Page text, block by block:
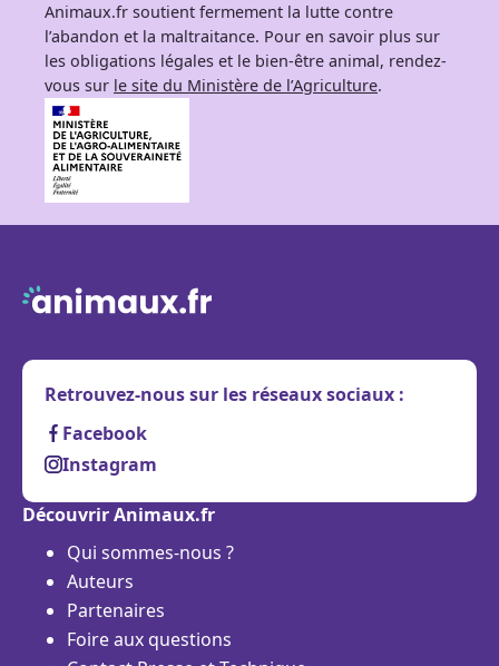
Animaux.fr soutient fermement la lutte contre
l’abandon et la maltraitance. Pour en savoir plus sur
les obligations légales et le bien-être animal, rendez-
vous sur le site du Ministère de l’Agriculture.
Retrouvez-nous sur les réseaux sociaux :
Facebook
Instagram
Découvrir Animaux.fr
Qui sommes-nous ?
Auteurs
Partenaires
Foire aux questions